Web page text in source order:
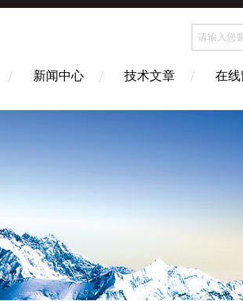
新闻中心 技术文章 在线